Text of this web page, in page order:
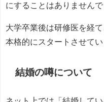
にすることはありませんで
大学卒業後は研修医を経
本格的にスタートさせてい
結婚の噂について
ネット上では「結婚して